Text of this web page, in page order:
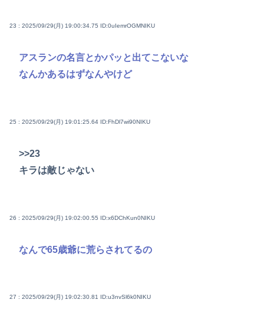
23 : 2025/09/29(月) 19:00:34.75 ID:0uIemrOGMNIKU
アスランの名言とかパッと出てこないな
なんかあるはずなんやけど
25 : 2025/09/29(月) 19:01:25.64 ID:FhDl7wi90NIKU
>>23
キラは敵じゃない
26 : 2025/09/29(月) 19:02:00.55 ID:x6DChKun0NIKU
なんで65歳爺に荒らされてるの
27 : 2025/09/29(月) 19:02:30.81 ID:u3nvSl6k0NIKU